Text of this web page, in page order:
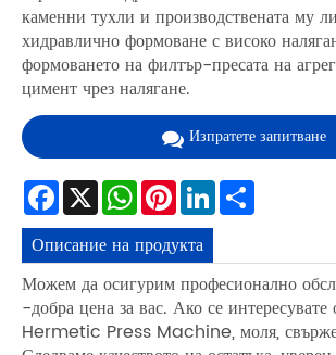
каменни тухли и производствената му
хидравлично формоване с високо
формоването на филтър-пресата на
цимент чрез налягане.
Изпратете запитване
Facebook
X WhatsApp
Pinterest
LinkedIn
Описание на продукта
Можем да осигурим професионално
-добра цена за вас. Ако се
Hermetic Press Machine, моля,